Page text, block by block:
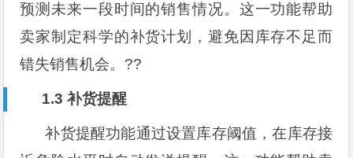
预测未来一段时间的销售情况。这一功能帮助
卖家制定科学的补货计划，避免因库存不足而
错失销售机会。??
1.3 补货提醒
补货提醒功能通过设置库存阈值，在库存接